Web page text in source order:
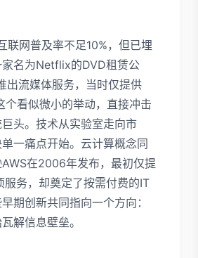
联网普及率不足10%，但已埋
名为Netflix的DVD租赁公
出流媒体服务，当时仅提供
个看似微小的举动，直接冲击
头。技术从实验室走向市
一痛点开始。云计算概念同
在2006年发布，最初仅提
服务，却奠定了按需付费的IT
期创新共同指向一个方向：
解信息壁垒。